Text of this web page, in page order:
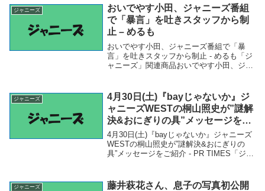
中間淳太「レコ...
ジャニーズ
おいでやす小田、ジャニーズ番組
で「暴言」を吐きスタッフから制
止 – めるも
おいでやす小田、ジャニーズ番組で「暴
言」を吐きスタッフから制止 - めるも「ジ
ャニーズ」関連商品おいでやす小田、ジャ
番組で「暴言」を吐きスタッフから制止め
るも
ジャニーズ
4月30日(土)『bayじゃないか』ジ
ャニーズWESTの桐山照史が”謎解
決&おにぎりの具”メッセージをご
紹介 – PR TIMES
4月30日(土)『bayじゃないか』ジャニーズ
WESTの桐山照史が”謎解決&おにぎりの
具”メッセージをご紹介 - PR TIMES「ジャ
決&おにぎりの具...
ジャニーズ
藤井萩花さん、息子の写真初公開